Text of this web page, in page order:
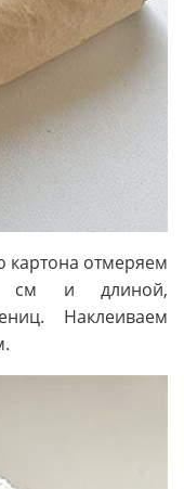
картона отмеряем
см и длиной,
Наклеиваем